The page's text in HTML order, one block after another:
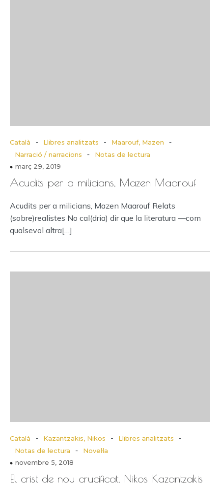
Català - Llibres analitzats - Maarouf, Mazen -
Narració / narracions -
Notas de lectura
març 29, 2019
Acudits per a milicians, Mazen Maarouf
Acudits per a milicians, Mazen Maarouf Relats
(sobre)realistes No cal(dria) dir que la literatura —com
qualsevol altra[…]
Català - Kazantzakis, Nikos - Llibres analitzats -
Notas de lectura -
Novel·la
novembre 5, 2018
El crist de nou crucificat, Nikos Kazantzakis